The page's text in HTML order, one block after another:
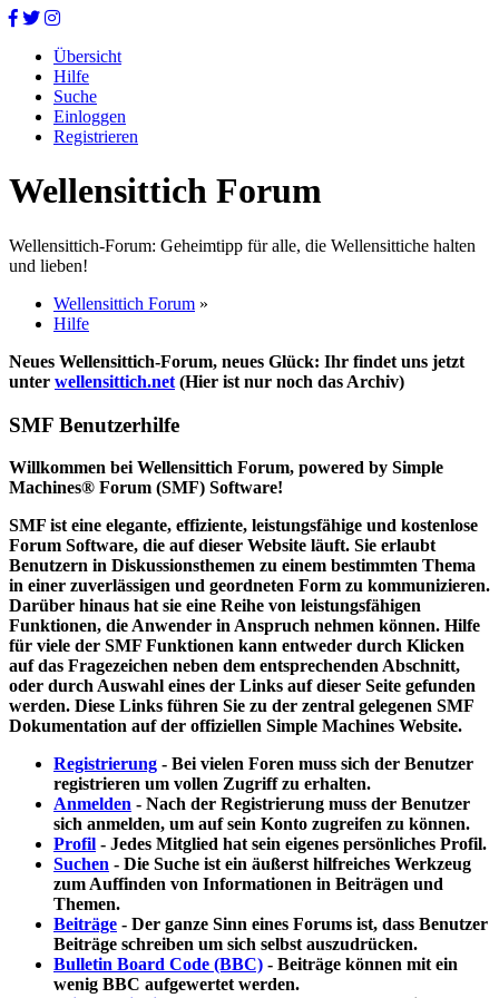
Übersicht
Hilfe
Suche
Einloggen
Registrieren
Wellensittich Forum
Wellensittich-Forum: Geheimtipp für alle, die Wellensittiche halten
und lieben!
Wellensittich Forum »
Hilfe
Neues Wellensittich-Forum, neues Glück: Ihr findet uns jetzt
unter wellensittich.net (Hier ist nur noch das Archiv)
SMF Benutzerhilfe
Willkommen bei Wellensittich Forum, powered by Simple
Machines® Forum (SMF) Software!
SMF ist eine elegante, effiziente, leistungsfähige und kostenlose
Forum Software, die auf dieser Website läuft. Sie erlaubt
Benutzern in Diskussionsthemen zu einem bestimmten Thema
in einer zuverlässigen und geordneten Form zu kommunizieren.
Darüber hinaus hat sie eine Reihe von leistungsfähigen
Funktionen, die Anwender in Anspruch nehmen können. Hilfe
für viele der SMF Funktionen kann entweder durch Klicken
auf das Fragezeichen neben dem entsprechenden Abschnitt,
oder durch Auswahl eines der Links auf dieser Seite gefunden
werden. Diese Links führen Sie zu der zentral gelegenen SMF
Dokumentation auf der offiziellen Simple Machines Website.
Registrierung - Bei vielen Foren muss sich der Benutzer
registrieren um vollen Zugriff zu erhalten.
Anmelden - Nach der Registrierung muss der Benutzer
sich anmelden, um auf sein Konto zugreifen zu können.
Profil - Jedes Mitglied hat sein eigenes persönliches Profil.
Suchen - Die Suche ist ein äußerst hilfreiches Werkzeug
zum Auffinden von Informationen in Beiträgen und
Themen.
Beiträge - Der ganze Sinn eines Forums ist, dass Benutzer
Beiträge schreiben um sich selbst auszudrücken.
Bulletin Board Code (BBC) - Beiträge können mit ein
wenig BBC aufgewertet werden.